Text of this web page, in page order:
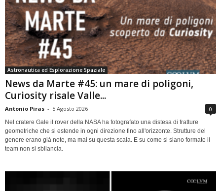
Astronautica ed Esplorazione Spaziale
News da Marte #45: un mare di poligoni,
Curiosity risale Valle...
Antonio Piras - 5 Agosto 2026 0
Nel cratere Gale il rover della NASA ha fotografato una distesa di fratture
geometriche che si estende in ogni direzione fino all'orizzonte. Strutture del
genere erano già note, ma mai su questa scala. E su come si siano formate il
team non si sbilancia.